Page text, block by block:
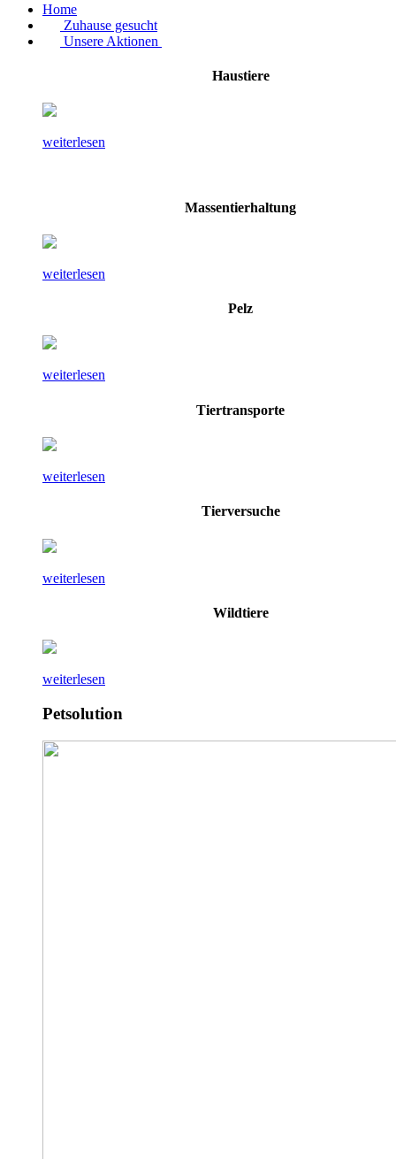
Home
Zuhause gesucht
Unsere Aktionen
Haustiere
weiterlesen
Massentierhaltung
weiterlesen
Pelz
weiterlesen
Tiertransporte
weiterlesen
Tierversuche
weiterlesen
Wildtiere
weiterlesen
Petsolution